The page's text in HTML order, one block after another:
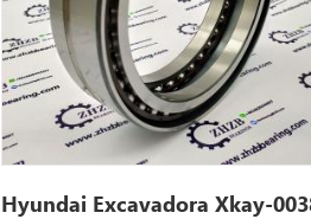
Hyundai Excavadora Xkay-